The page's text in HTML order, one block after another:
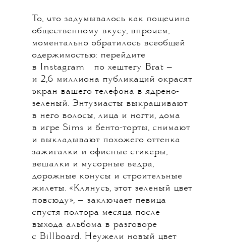
То, что задумывалось как пощечина
общественному вкусу, впрочем,
моментально обратилось всеобщей
одержимостью: перейдите
в Instagram
по хештегу Brat —
и 2,6 миллиона публикаций окрасят
экран вашего телефона в ядрено-
зеленый. Энтузиасты выкрашивают
в него волосы, лица и ногти, дома
в игре Sims и бенто-торты, снимают
и выкладывают похожего оттенка
зажигалки и офисные стикеры,
вешалки и мусорные ведра,
дорожные конусы и строительные
жилеты. «Клянусь, этот зеленый цвет
повсюду», — заключает певица
спустя полтора месяца после
выхода альбома в разговоре
с Billboard. Неужели новый цвет